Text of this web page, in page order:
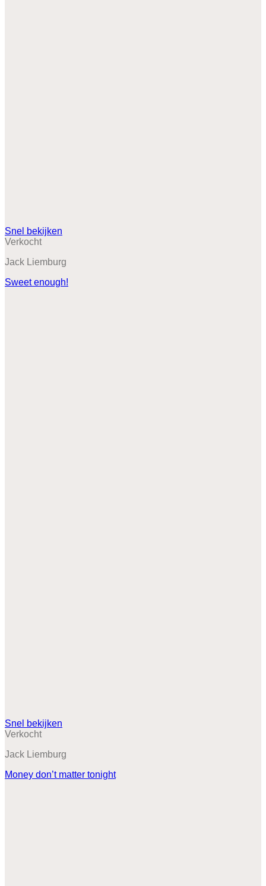
Snel bekijken
Verkocht
Jack Liemburg
Sweet enough!
Snel bekijken
Verkocht
Jack Liemburg
Money don’t matter tonight